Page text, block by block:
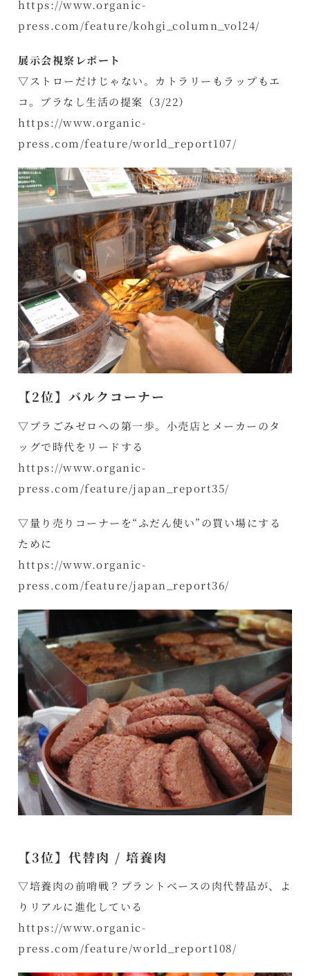
https://www.organic-
press.com/feature/kohgi_column_vol24/
展示会視察レポート
▽ストローだけじゃない。カトラリーもラップもエ
コ。プラなし生活の提案（3/22）
https://www.organic-
press.com/feature/world_report107/
【2位】バルクコーナー
▽プラごみゼロへの第一歩。小売店とメーカーのタ
ッグで時代をリードする
https://www.organic-
press.com/feature/japan_report35/
▽量り売りコーナーを“ふだん使い”の買い場にする
ために
https://www.organic-
press.com/feature/japan_report36/
【3位】代替肉 / 培養肉
▽培養肉の前哨戦？プラントベースの肉代替品が、よ
りリアルに進化している
https://www.organic-
press.com/feature/world_report108/